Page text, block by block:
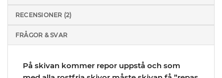
RECENSIONER (2)
FRÅGOR & SVAR
På skivan kommer repor uppstå och som